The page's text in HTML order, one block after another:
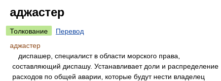
аджастер
Толкование
Перевод
аджастер
диспашер, специалист в области морского права,
составляющий диспашу. Устанавливает доли и распределение
расходов по общей аварии, которые будут нести владелец